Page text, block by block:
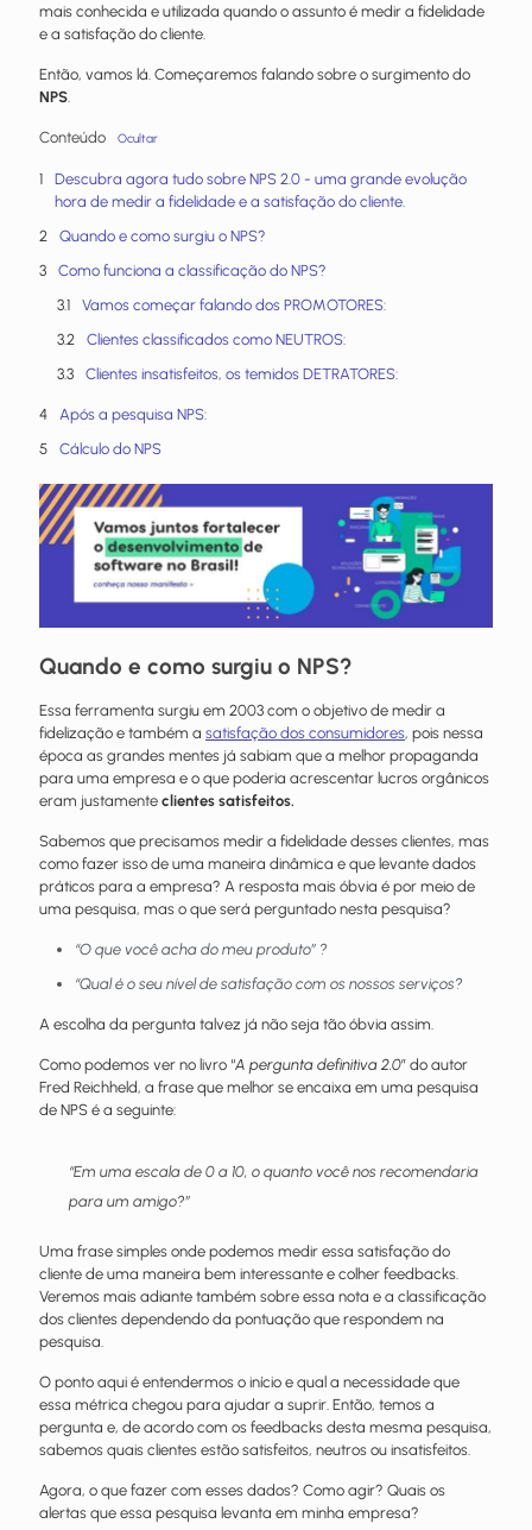
mais conhecida e utilizada quando o assunto é medir a fidelidade
e a satisfação do cliente.
Então, vamos lá. Começaremos falando sobre o surgimento do
NPS
Conteúdo Ocultar
Descubra agora tudo sobre NPS 2.0 - uma grande evolução
hora de medir a fidelidade e a satisfação do cliente.
Quando e como surgiu o NPS?
Como funciona a classificação do NPS?
Vamos começar falando dos PROMOTORES:
Clientes classificados como NEUTROS:
Clientes insatisfeitos, os temidos DETRATORES:
Após a pesquisa NPS:
Cálculo do NPS
Quando e como surgiu o NPS?
Essa ferramenta surgiu em 2003 com o objetivo de medir a
fidelização e também a satisfação dos consumidores, pois nessa
época as grandes mentes já sabiam que a melhor propaganda
para uma empresa e o que poderia acrescentar lucros orgânicos
eram justamente clientes satisfeitos.
Sabemos que precisamos medir a fidelidade desses clientes, mas
como fazer isso de uma maneira dinâmica e que levante dados
práticos para a empresa? A resposta mais óbvia é por meio de
uma pesquisa, mas o que será perguntado nesta pesquisa?
“O que você acha do meu produto” ?
“Qual é o seu nível de satisfação com os nossos serviços?
A escolha da pergunta talvez já não seja tão óbvia assim.
Como podemos ver no livro “A pergunta definitiva 2.0” do autor
Fred Reichheld, a frase que melhor se encaixa em uma pesquisa
de NPS é a seguinte:
“Em uma escala de 0 a 10, o quanto você nos recomendaria
para um amigo?”
Uma frase simples onde podemos medir essa satisfação do
cliente de uma maneira bem interessante e colher feedbacks.
Veremos mais adiante também sobre essa nota e a classificação
dos clientes dependendo da pontuação que respondem na
pesquisa.
O ponto aqui é entendermos o início e qual a necessidade que
essa métrica chegou para ajudar a suprir. Então, temos a
pergunta e, de acordo com os feedbacks desta mesma pesquisa,
sabemos quais clientes estão satisfeitos, neutros ou insatisfeitos.
Agora, o que fazer com esses dados? Como agir? Quais os
alertas que essa pesquisa levanta em minha empresa?